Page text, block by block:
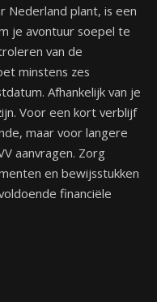
Nederland plant, is een
je avontuur soepel te
van de
minstens zes
Afhankelijk van je
Voor een kort verblijf
maar voor langere
aanvragen. Zorg
en bewijsstukken
financiële